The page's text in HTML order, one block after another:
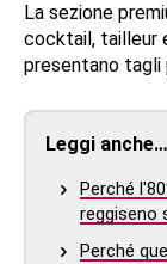
La sezione
cocktail, tailleur
presentano
Leggi anche…
Perché
reggiseno
Perché